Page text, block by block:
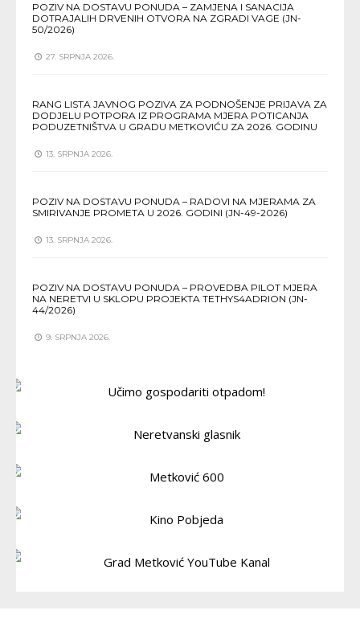
POZIV NA DOSTAVU PONUDA – ZAMJENA I SANACIJA
DOTRAJALIH DRVENIH OTVORA NA ZGRADI VAGE (JN-
50/2026)
27. SRPNJA 2026.
RANG LISTA JAVNOG POZIVA ZA PODNOŠENJE PRIJAVA ZA
DODJELU POTPORA IZ PROGRAMA MJERA POTICANJA
PODUZETNIŠTVA U GRADU METKOVIĆU ZA 2026. GODINU
13. SRPNJA 2026.
POZIV NA DOSTAVU PONUDA – RADOVI NA MJERAMA ZA
SMIRIVANJE PROMETA U 2026. GODINI (JN-49-2026)
13. SRPNJA 2026.
POZIV NA DOSTAVU PONUDA – PROVEDBA PILOT MJERA
NA NERETVI U SKLOPU PROJEKTA TETHYS4ADRION (JN-
44/2026)
9. SRPNJA 2026.